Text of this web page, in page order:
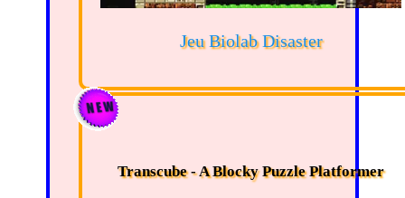
Jeu Biolab Disaster
Transcube - A Blocky Puzzle Platformer